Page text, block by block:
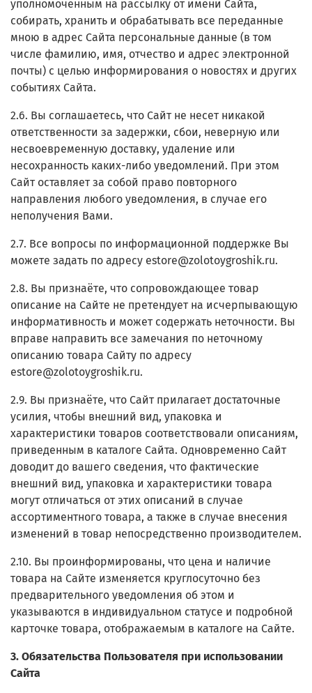
уполномоченным на рассылку от имени Сайта,
собирать, хранить и обрабатывать все переданные
мною в адрес Сайта персональные данные (в том
числе фамилию, имя, отчество и адрес электронной
почты) с целью информирования о новостях и других
событиях Сайта.
2.6. Вы соглашаетесь, что Сайт не несет никакой
ответственности за задержки, сбои, неверную или
несвоевременную доставку, удаление или
несохранность каких-либо уведомлений. При этом
Сайт оставляет за собой право повторного
направления любого уведомления, в случае его
неполучения Вами.
2.7. Все вопросы по информационной поддержке Вы
можете задать по адресу estore@zolotoygroshik.ru.
2.8. Вы признаёте, что сопровождающее товар
описание на Сайте не претендует на исчерпывающую
информативность и может содержать неточности. Вы
вправе направить все замечания по неточному
описанию товара Сайту по адресу
estore@zolotoygroshik.ru.
2.9. Вы признаёте, что Сайт прилагает достаточные
усилия, чтобы внешний вид, упаковка и
характеристики товаров соответствовали описаниям,
приведенным в каталоге Сайта. Одновременно Сайт
доводит до вашего сведения, что фактические
внешний вид, упаковка и характеристики товара
могут отличаться от этих описаний в случае
ассортиментного товара, а также в случае внесения
изменений в товар непосредственно производителем.
2.10. Вы проинформированы, что цена и наличие
товара на Сайте изменяется круглосуточно без
предварительного уведомления об этом и
указываются в индивидуальном статусе и подробной
карточке товара, отображаемым в каталоге на Сайте.
3. Обязательства Пользователя при использовании
Сайта